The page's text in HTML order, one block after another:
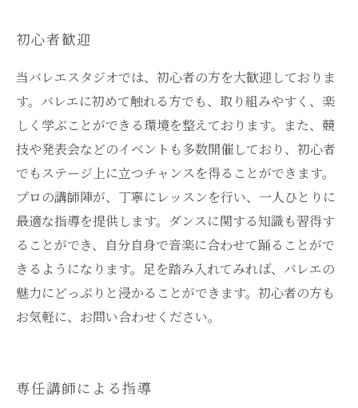
初心者歓迎
当バレエスタジオでは、初心者の方を大歓迎しておりま
す。バレエに初めて触れる方でも、取り組みやすく、楽
しく学ぶことができる環境を整えております。また、競
技や発表会などのイベントも多数開催しており、初心者
でもステージ上に立つチャンスを得ることができます。
プロの講師陣が、丁寧にレッスンを行い、一人ひとりに
最適な指導を提供します。ダンスに関する知識も習得す
ることができ、自分自身で音楽に合わせて踊ることがで
きるようになります。足を踏み入れてみれば、バレエの
魅力にどっぷりと浸かることができます。初心者の方も
お気軽に、お問い合わせください。
専任講師による指導